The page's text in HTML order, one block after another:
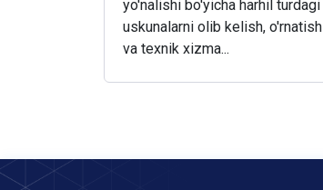
yo'nalishi bo'yicha harhil turdagi
uskunalarni olib kelish, o'rnatish
va texnik xizma...